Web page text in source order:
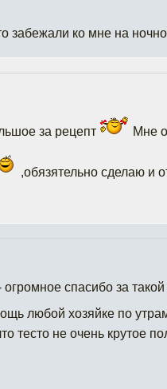
забежали ко мне на
за рецепт Мне
,обязятельно сделаю и
огромное спасибо за
любой хозяйке по
тесто не очень крутое